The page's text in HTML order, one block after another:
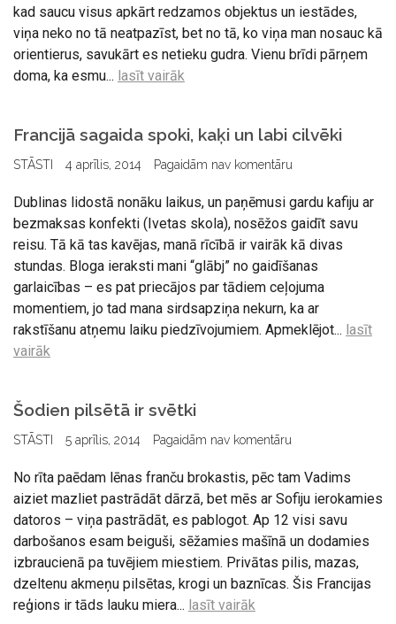
kad saucu visus apkārt redzamos objektus un iestādes,
viņa neko no tā neatpazīst, bet no tā, ko viņa man nosauc kā
orientierus, savukārt es netieku gudra. Vienu brīdi pārņem
doma, ka esmu... lasīt vairāk
Francijā sagaida spoki, kaķi un labi cilvēki
STĀSTI 4 aprīlis, 2014 Pagaidām nav komentāru
Dublinas lidostā nonāku laikus, un paņēmusi gardu kafiju ar
bezmaksas konfekti (Ivetas skola), nosēžos gaidīt savu
reisu. Tā kā tas kavējas, manā rīcībā ir vairāk kā divas
stundas. Bloga ieraksti mani “glābj” no gaidīšanas
garlaicības – es pat priecājos par tādiem ceļojuma
momentiem, jo tad mana sirdsapziņa nekurn, ka ar
rakstīšanu atņemu laiku piedzīvojumiem. Apmeklējot... lasīt
vairāk
Šodien pilsētā ir svētki
STĀSTI 5 aprīlis, 2014 Pagaidām nav komentāru
No rīta paēdam lēnas franču brokastis, pēc tam Vadims
aiziet mazliet pastrādāt dārzā, bet mēs ar Sofiju ierokamies
datoros – viņa pastrādāt, es pablogot. Ap 12 visi savu
darbošanos esam beiguši, sēžamies mašīnā un dodamies
izbraucienā pa tuvējiem miestiem. Privātas pilis, mazas,
dzeltenu akmeņu pilsētas, krogi un baznīcas. Šis Francijas
reģions ir tāds lauku miera... lasīt vairāk